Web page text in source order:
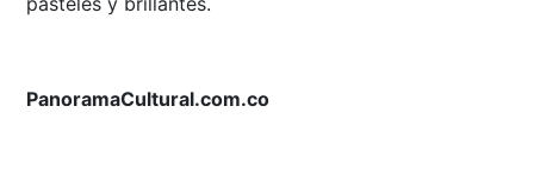
PanoramaCultural.com.co